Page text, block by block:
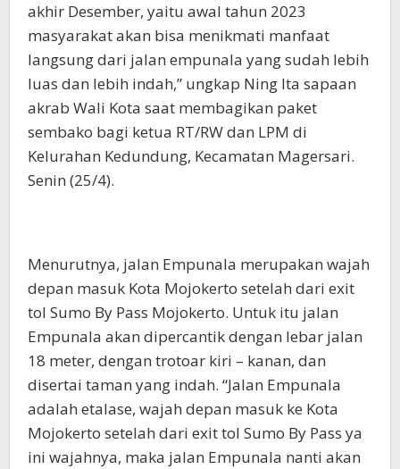
akhir Desember, yaitu awal tahun 2023
masyarakat akan bisa menikmati manfaat
langsung dari jalan empunala yang sudah lebih
luas dan lebih indah,” ungkap Ning Ita sapaan
akrab Wali Kota saat membagikan paket
sembako bagi ketua RT/RW dan LPM di
Kelurahan Kedundung, Kecamatan Magersari.
Senin (25/4).
Menurutnya, jalan Empunala merupakan wajah
depan masuk Kota Mojokerto setelah dari exit
tol Sumo By Pass Mojokerto. Untuk itu jalan
Empunala akan dipercantik dengan lebar jalan
18 meter, dengan trotoar kiri – kanan, dan
disertai taman yang indah. “Jalan Empunala
adalah etalase, wajah depan masuk ke Kota
Mojokerto setelah dari exit tol Sumo By Pass ya
ini wajahnya, maka jalan Empunala nanti akan